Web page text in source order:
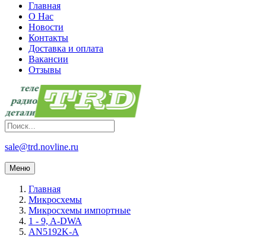
Главная
О Нас
Новости
Контакты
Доставка и оплата
Вакансии
Отзывы
sale@trd.novline.ru
Меню
Главная
Микросхемы
Микросхемы импортные
1 - 9, A-DWA
AN5192K-A